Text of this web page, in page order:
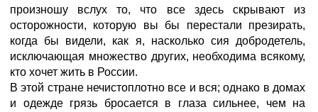
произношу вслух то, что все здесь скрывают из
осторожности, которую вы бы перестали презирать,
когда бы видели, как я, насколько сия добродетель,
исключающая множество других, необходима всякому,
кто хочет жить в России.
В этой стране нечистоплотно все и вся; однако в домах
и одежде грязь бросается в глаза сильнее, чем на